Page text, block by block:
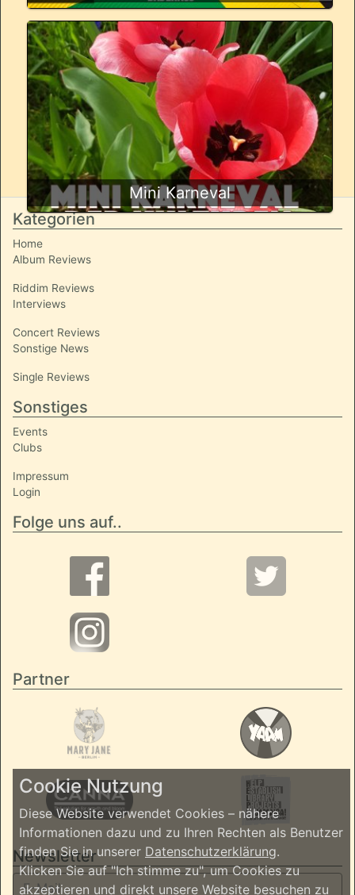
Mini Karneval
Kategorien
Home
Album Reviews
Riddim Reviews
Interviews
Concert Reviews
Sonstige News
Single Reviews
Sonstiges
Events
Clubs
Impressum
Login
Folge uns auf..
Partner
Newsletter
Cookie Nutzung
Diese Website verwendet Cookies – nähere
Informationen dazu und zu Ihren Rechten als Benutzer
finden Sie in unserer Datenschutzerklärung.
Klicken Sie auf "Ich stimme zu", um Cookies zu
akzeptieren und direkt unsere Website besuchen zu